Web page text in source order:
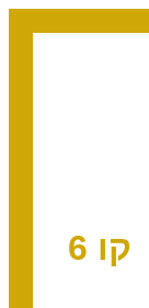
שער 45 – איסוף / קו 6